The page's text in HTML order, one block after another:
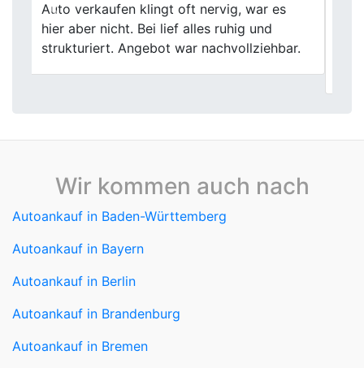
First Car Center war echt ne gute Wahl.
Die Leute da waren super freundlich und
die Bewertung meines Wagens war fair.
Previous
Wir kommen auch nach
Autoankauf in Baden-Württemberg
Autoankauf in Bayern
Autoankauf in Berlin
Autoankauf in Brandenburg
Autoankauf in Bremen